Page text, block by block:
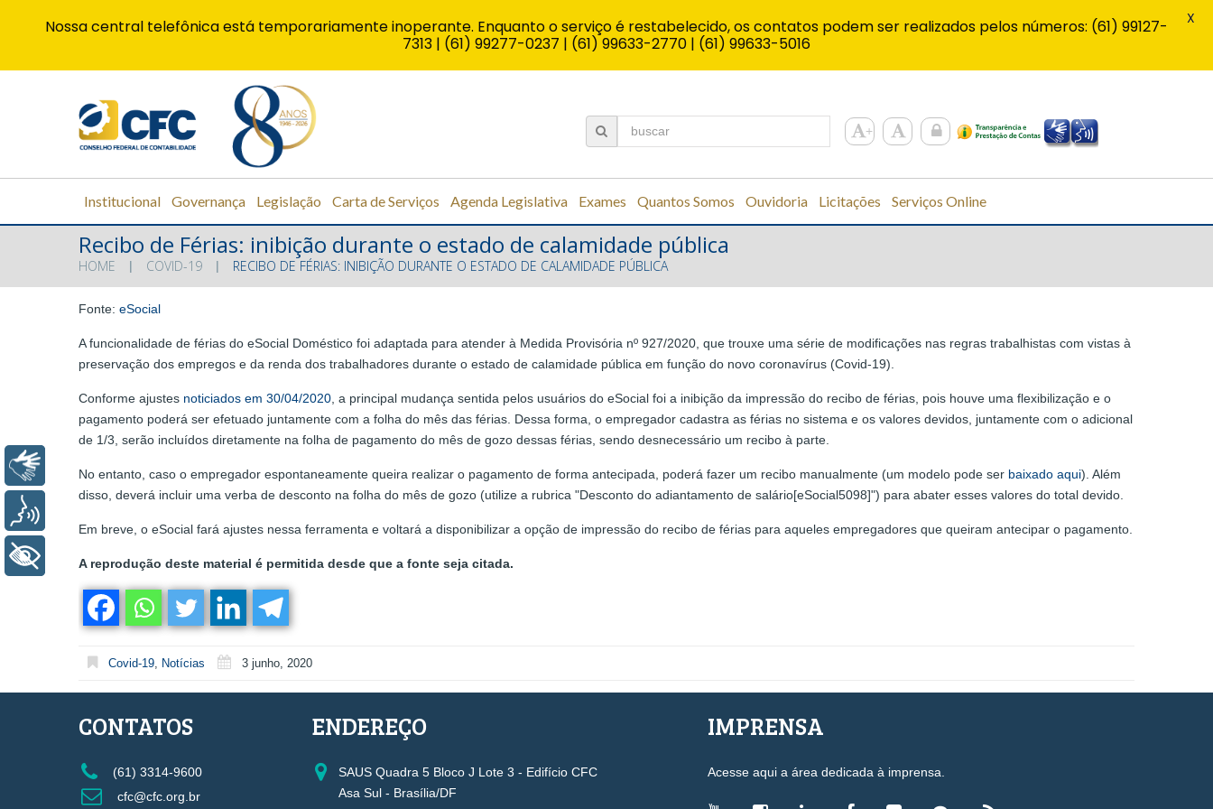
Institucional Governança Legislação Carta de Serviços Agenda Legislativa Exames Quantos Somos Ouvidoria Licitações Serviços Online
Recibo de Férias: inibição durante o estado de calamidade pública
HOME COVID-19 RECIBO DE FÉRIAS: INIBIÇÃO DURANTE O ESTADO DE CALAMIDADE PÚBLICA
Fonte: eSocial
A funcionalidade de férias do eSocial Doméstico foi adaptada para atender à Medida Provisória nº 927/2020, que trouxe uma série de modificações nas regras trabalhistas com vistas à
preservação dos empregos e da renda dos trabalhadores durante o estado de calamidade pública em função do novo coronavírus (Covid-19).
Conforme ajustes noticiados em 30/04/2020, a principal mudança sentida pelos usuários do eSocial foi a inibição da impressão do recibo de férias, pois houve uma flexibilização e o
pagamento poderá ser efetuado juntamente com a folha do mês das férias. Dessa forma, o empregador cadastra as férias no sistema e os valores devidos, juntamente com o adicional
de 1/3, serão incluídos diretamente na folha de pagamento do mês de gozo dessas férias, sendo desnecessário um recibo à parte.
No entanto, caso o empregador espontaneamente queira realizar o pagamento de forma antecipada, poderá fazer um recibo manualmente (um modelo pode ser baixado aqui). Além
disso, deverá incluir uma verba de desconto na folha do mês de gozo (utilize a rubrica "Desconto do adiantamento de salário[eSocial5098]") para abater esses valores do total devido.
Em breve, o eSocial fará ajustes nessa ferramenta e voltará a disponibilizar a opção de impressão do recibo de férias para aqueles empregadores que queiram antecipar o pagamento.
A reprodução deste material é permitida desde que a fonte seja citada.
Covid-19, Notícias 3 junho, 2020
CONTATOS
(61) 3314-9600
cfc@cfc.org.br
ENDEREÇO
SAUS Quadra 5 Bloco J Lote 3 - Edifício CFC
Asa Sul - Brasília/DF
IMPRENSA
Acesse aqui a área dedicada à imprensa.
Nossa central telefônica está temporariamente inoperante. Enquanto o serviço é restabelecido, os contatos podem ser realizados pelos números: (61) 99127-
7313 | (61) 99277-0237 | (61) 99633-2770 | (61) 99633-5016
X
+ Acessibilidade